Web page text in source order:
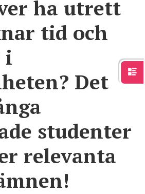
ha utrett
tid och
i
Det
studenter
relevanta